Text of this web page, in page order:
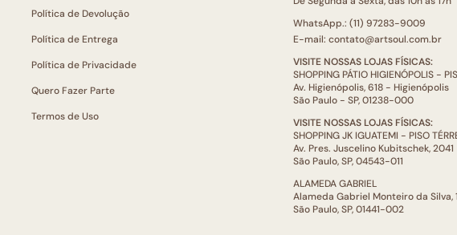
Política de Devolução
Política de Entrega
Política de Privacidade
Quero Fazer Parte
Termos de Uso
WhatsApp.: (11) 97283-9009
E-mail: contato@artsoul.com.br
VISITE NOSSAS LOJAS FÍSICAS:
SHOPPING PÁTIO HIGIENÓPOLIS -
Av. Higienópolis, 618 - Higienópolis
São Paulo - SP, 01238-000
VISITE NOSSAS LOJAS FÍSICAS:
SHOPPING JK IGUATEMI - PISO
Av. Pres. Juscelino Kubitschek, 2041
São Paulo, SP, 04543-011
ALAMEDA GABRIEL
Alameda Gabriel Monteiro da Silva,
São Paulo, SP, 01441-002